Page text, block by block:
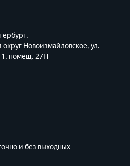
Новоизмайловское, ул.
1, помещ. 27Н
и без выходных